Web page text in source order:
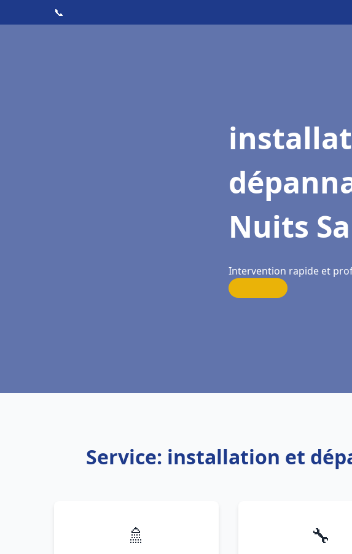
📞
Nuits
Intervention rapide et
Service: installation et
🚿 🔧